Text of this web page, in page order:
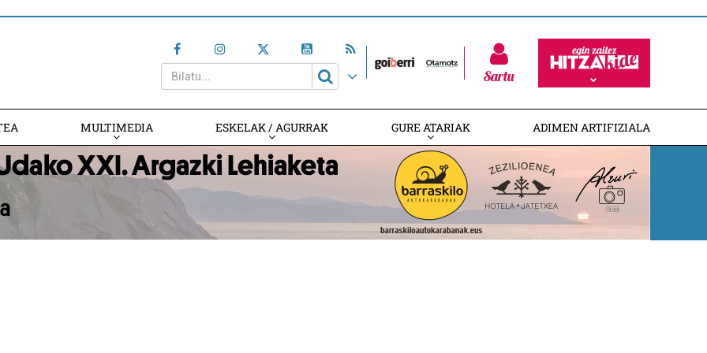
Sartu
MULTIMEDIA ESKELAK / AGURRAK GURE ATARIAK ADIMEN ARTIFIZIALA